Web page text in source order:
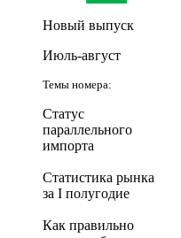
Новый выпуск
Июль-август
Темы номера:
Статус
параллельного
импорта
Статистика рынка
за I полугодие
Как правильно